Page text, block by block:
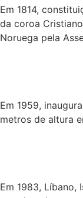
Em 1814,
da coroa
Noruega pela
Em 1959,
metros de altura
Em 1983, Líbano,